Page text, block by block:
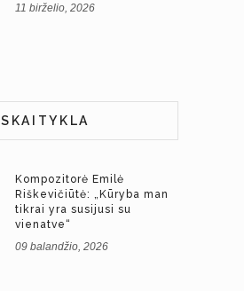
11 birželio, 2026
SKAITYKLA
Kompozitorė Emilė
Riškevičiūtė: „Kūryba man
tikrai yra susijusi su
vienatve“
09 balandžio, 2026